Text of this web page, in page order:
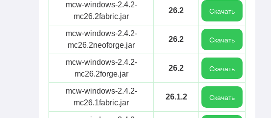
mcw-windows-2.4.2-
mc26.2fabric.jar
26.2 Скачать
mcw-windows-2.4.2-
mc26.2neoforge.jar
26.2 Скачать
mcw-windows-2.4.2-
mc26.2forge.jar
26.2 Скачать
mcw-windows-2.4.2-
mc26.1fabric.jar
26.1.2 Скачать